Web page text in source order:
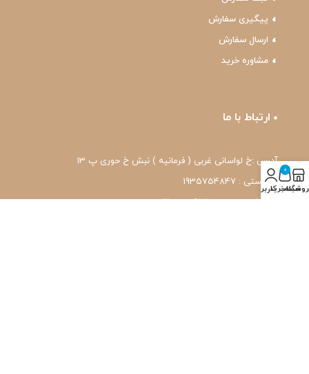
پیگیری سفارش
ارسال سفارش
مشاوره خرید
ارتباط با ما
آدرس :خ لواسانی غربی ( فرمانیه ) نبش خ حوری پ 13
کد پستی : 1935754847
شماره تماس: 22239171-۰۲۱
0
سبد خرید
حساب کاربری من